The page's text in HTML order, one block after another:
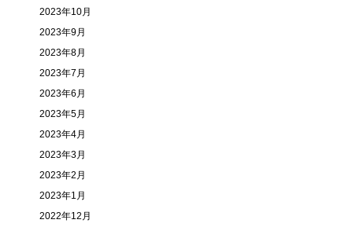
2023年10月
2023年9月
2023年8月
2023年7月
2023年6月
2023年5月
2023年4月
2023年3月
2023年2月
2023年1月
2022年12月